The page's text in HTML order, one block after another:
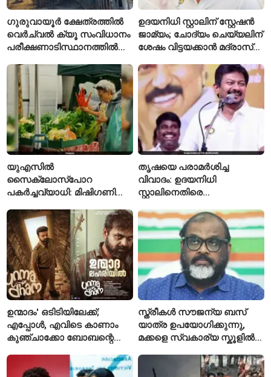
ഗുരുവായൂർ ക്ഷേത്രത്തിൽ
വെർച്വൽ ക്യൂ സംവിധാനം
പരീക്ഷണാടിസ്ഥാനത്തിൽ
ഉദയനിധി സ്റ്റാലിന് സ്റ്റേഷൻ
ജാമ്യം; ചോദ്യം ചെയ്യലിന്
ശേഷം വിട്ടയക്കാൻ മദ്രാസ്
യുഎസിൽ
സൈക്ലോസ്പോറ
പകർച്ചവ്യാധി: മിഷിഗണിൽ
സ്ഥിരീകരിച്ചു
തൃഷയെ പരാമർശിച്ച
വിവാദം: ഉദയനിധി
സ്റ്റാലിനെതിരെ
എന്തെല്ലാം കുറ്റങ്ങൾ?
ഉന്മാദം' ഒടിടിയിലേക്ക്;
എപ്പോൾ, എവിടെ കാണാം
കുഞ്ചാക്കോ ബോബന്റെ
സ്ത്രീകൾ സൗജന്യ ബസ്
യാത്ര ഉപയോഗിക്കുന്നു,
മക്കളെ സ്വകാര്യ സ്കൂളിൽ